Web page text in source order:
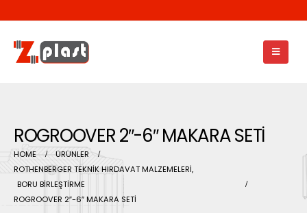
ROGROOVER 2″-6″ MAKARA SETİ
HOME
ÜRÜNLER
ROTHENBERGER TEKNİK HIRDAVAT MALZEMELERİ,
BORU BİRLEŞTİRME
ROGROOVER 2″-6″ MAKARA SETİ